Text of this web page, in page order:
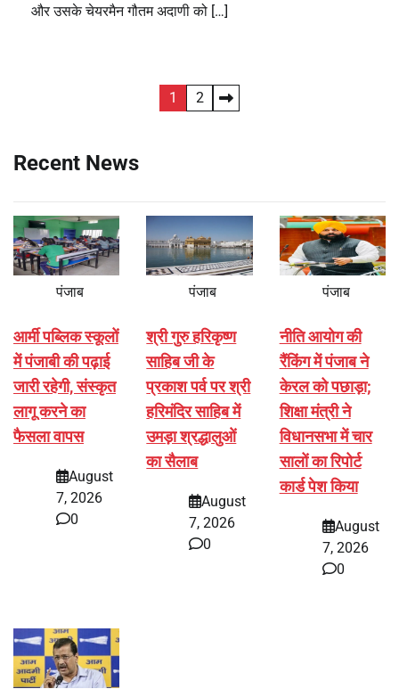
और उसके चेयरमैन गौतम अदाणी को […]
1 2
Recent News
पंजाब
आर्मी पब्लिक स्कूलों
में पंजाबी की पढ़ाई
जारी रहेगी, संस्कृत
लागू करने का
फैसला वापस
August
7, 2026
0
पंजाब
श्री गुरु हरिकृष्ण
साहिब जी के
प्रकाश पर्व पर श्री
हरिमंदिर साहिब में
उमड़ा श्रद्धालुओं
का सैलाब
August
7, 2026
0
पंजाब
नीति आयोग की
रैंकिंग में पंजाब ने
केरल को पछाड़ा;
शिक्षा मंत्री ने
विधानसभा में चार
सालों का रिपोर्ट
कार्ड पेश किया
August
7, 2026
0